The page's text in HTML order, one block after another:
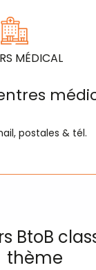
MÉDICAL
postales & tél.
BtoB
thème